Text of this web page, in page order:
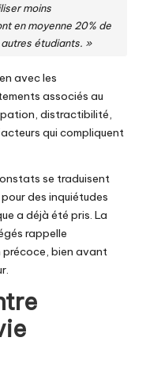
moins
en moyenne 20% de
étudiants. »
avec les
associés au
distractibilité,
qui compliquent
se traduisent
des inquiétudes
a déjà été pris. La
rappelle
précoce, bien avant